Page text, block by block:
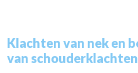
Klachten van nek en
van schouderklachten